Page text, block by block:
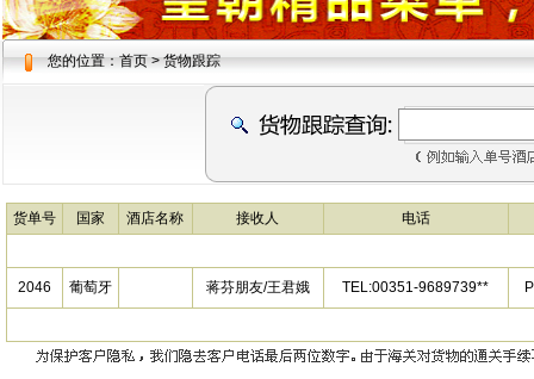
您的位置：首页 > 货物跟踪
货单号 国家 酒店名称 接收人 电话
2046 葡萄牙 蒋芬朋友/王君娥 TEL:00351-9689739**